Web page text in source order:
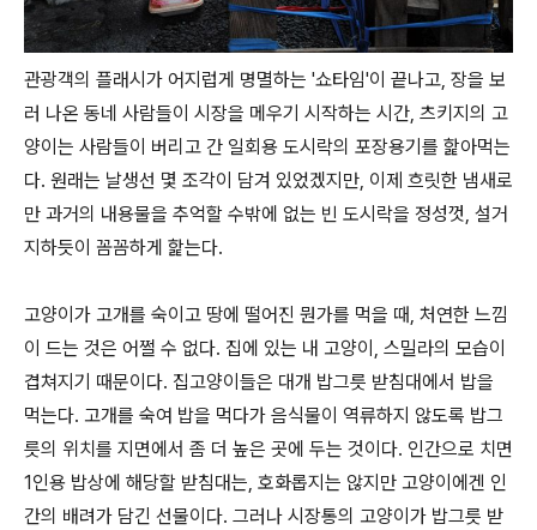
관광객의 플래시가 어지럽게 명멸하는 '쇼타임'이 끝나고, 장을 보
러 나온 동네 사람들이 시장을 메우기 시작하는 시간, 츠키지의 고
양이는 사람들이 버리고 간 일회용 도시락의 포장용기를 핥아먹는
다. 원래는 날생선 몇 조각이 담겨 있었겠지만, 이제 흐릿한 냄새로
만 과거의 내용물을 추억할 수밖에 없는 빈 도시락을 정성껏, 설거
지하듯이 꼼꼼하게 핥는다.
고양이가 고개를 숙이고 땅에 떨어진 뭔가를 먹을 때, 처연한 느낌
이 드는 것은 어쩔 수 없다. 집에 있는 내 고양이, 스밀라의 모습이
겹쳐지기 때문이다. 집고양이들은 대개 밥그릇 받침대에서 밥을
먹는다. 고개를 숙여 밥을 먹다가 음식물이 역류하지 않도록 밥그
릇의 위치를 지면에서 좀 더 높은 곳에 두는 것이다. 인간으로 치면
1인용 밥상에 해당할 받침대는, 호화롭지는 않지만 고양이에겐 인
간의 배려가 담긴 선물이다. 그러나 시장통의 고양이가 밥그릇 받